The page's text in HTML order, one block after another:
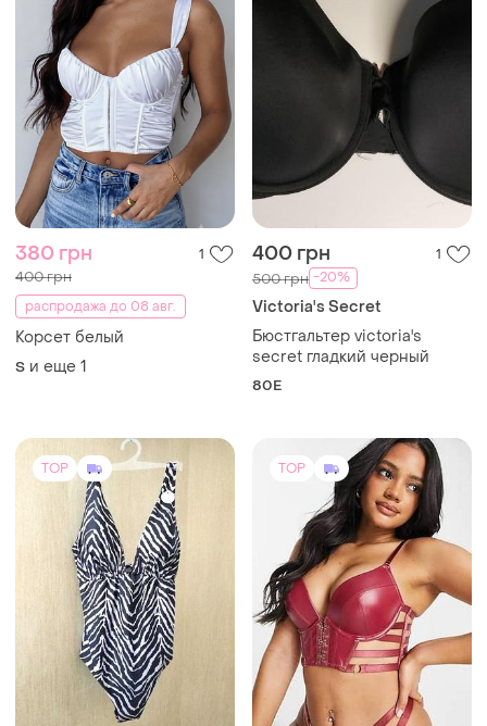
380 грн 1
400 грн
распродажа до 08 авг.
Корсет белый
S и еще 1
400 грн 1
500 грн -20%
Victoria's Secret
Бюстгальтер victoria's
secret гладкий черный
80E
TOP TOP